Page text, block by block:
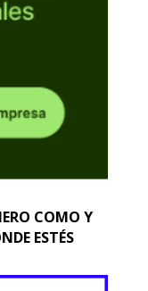
COMO Y
ESTÉS